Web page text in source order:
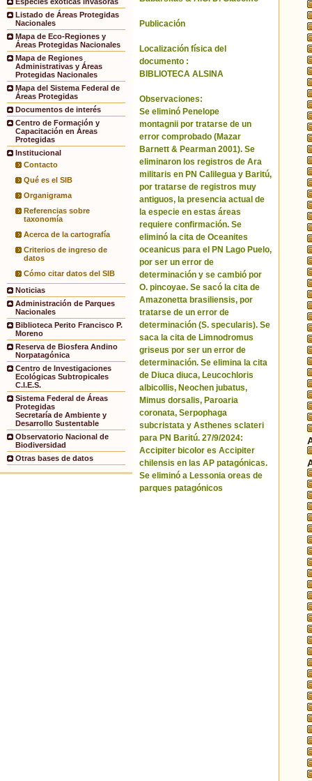
Especies exóticas invasoras
Listado de Áreas Protegidas
Nacionales
Mapa de Eco-Regiones y
Áreas Protegidas Nacionales
Mapa de Regiones
Administrativas y Áreas
Protegidas Nacionales
Mapa del Sistema Federal de
Áreas Protegidas
Documentos de interés
Centro de Formación y
Capacitación en Áreas
Protegidas
Institucional
Contacto
Qué es el SIB
Organigrama
Referencias sobre
taxonomía
Acerca de la cartografía
Criterios de ingreso de
datos
Cómo citar datos del SIB
Noticias
Administración de Parques
Nacionales
Biblioteca Perito Francisco P.
Moreno
Reserva de Biosfera Andino
Norpatagónica
Centro de Investigaciones
Ecológicas Subtropicales
C.I.E.S.
Sistema Federal de Áreas
Protegidas
Secretaría de Ambiente y
Desarrollo Sustentable
Observatorio Nacional de
Biodiversidad
Otras bases de datos
Publicación
Localización física del
documento :
BIBLIOTECA ALSINA
Observaciones:
Se eliminó Penelope
montagnii por tratarse de un
error comprobado (Mazar
Barnett & Pearman 2001). Se
eliminaron los registros de Ara
militaris en PN Calilegua y Baritú,
por tratarse de registros muy
antiguos, la presencia actual de
la especie en estas áreas
requiere confirmación. Se
eliminó la cita de Oceanites
oceanicus para el PN Lago Puelo,
por ser un error de
determinación y se cambió por
O. pincoyae. Se sacó la cita de
Amazonetta brasiliensis, por
tratarse de un error de
determinación (S. specularis). Se
saca la cita de Limnodromus
griseus por ser un error de
determinación. Se elimina la cita
de Diuca diuca, Leucochloris
albicollis, Neochen jubatus,
Mimus dorsalis, Paroaria
coronata, Serpophaga
subcristata y Asthenes sclateri
para PN Baritú. 27/9/2024:
Accipiter bicolor es Accipiter
chilensis en las AP patagónicas.
Se eliminó a Lessonia oreas de
parques patagónicos